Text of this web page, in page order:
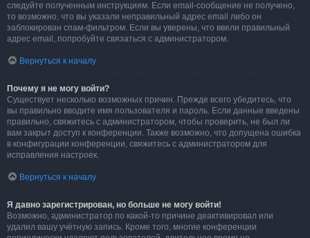
следуйте полученным инструкциям. Если email-сообщение не получено,
то возможно, что вы указали неправильный адрес email либо он
заблокирован спам-фильтром. Если вы уверены, что ввели правильный
адрес email, попробуйте связаться с администратором.
Вернуться к началу
Почему я не могу войти?
Существует несколько возможных причин. Прежде всего убедитесь, что
вы правильно вводите имя пользователя и пароль. Если данные введены
правильно, свяжитесь с администратором, чтобы проверить, не был ли
вам закрыт доступ к конференции. Также возможно, что допущена ошибка
в конфигурации конференции, свяжитесь с администратором для
исправления настроек.
Вернуться к началу
Я давно зарегистрирован, но больше не могу войти!
Возможно, администратор по какой-то причине деактивировал или
удалил вашу учётную запись. Кроме того, многие конференции